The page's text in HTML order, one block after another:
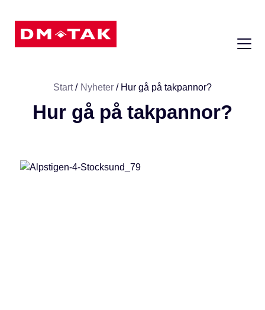
Start / Nyheter / Hur gå på takpannor?
Hur gå på takpannor?